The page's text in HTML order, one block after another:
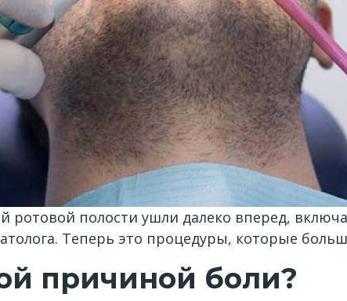
ротовой полости ушли далеко вперед,
Теперь это процедуры, которые
причиной боли?